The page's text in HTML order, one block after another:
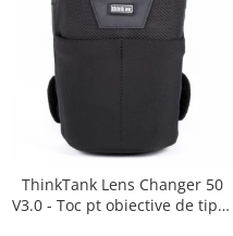
ThinkTank Lens Changer 50
V3.0 - Toc pt obiective de tipul